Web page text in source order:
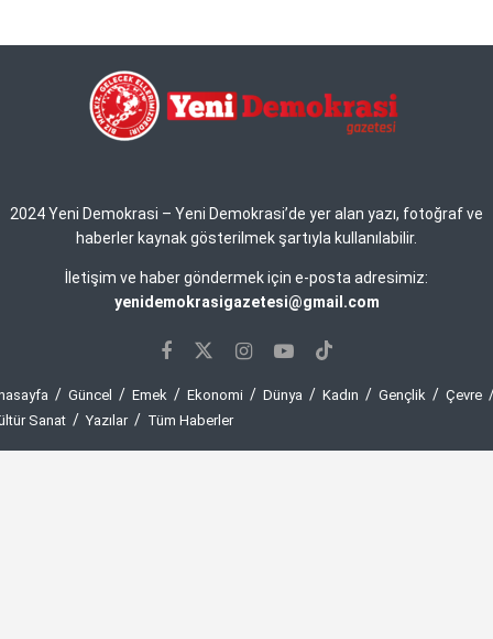
2024 Yeni Demokrasi – Yeni Demokrasi’de yer alan yazı, fotoğraf ve
haberler kaynak gösterilmek şartıyla kullanılabilir.
İletişim ve haber göndermek için e-posta adresimiz:
yenidemokrasigazetesi@gmail.com
Güncel Emek Ekonomi Dünya Kadın Gençlik
Çevre
Sanat
Yazılar Tüm Haberler